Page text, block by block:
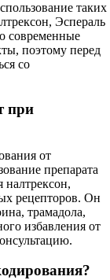
таких
Эспераль
современные
поэтому перед
со
при
от
препарата
рецепторов. Он
трамадола,
избавления от